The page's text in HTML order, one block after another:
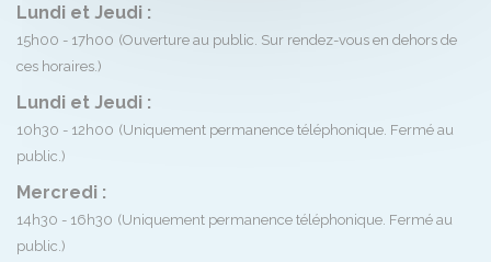
Lundi et Jeudi :
15h00 - 17h00 (Ouverture au public. Sur rendez-vous en dehors de
ces horaires.)
Lundi et Jeudi :
10h30 - 12h00 (Uniquement permanence téléphonique. Fermé au
public.)
Mercredi :
14h30 - 16h30 (Uniquement permanence téléphonique. Fermé au
public.)